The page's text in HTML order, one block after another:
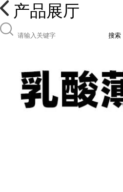
产品展厅
搜索